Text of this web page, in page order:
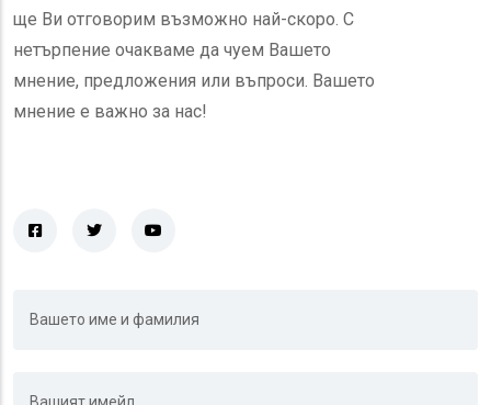
ще Ви отговорим възможно най-скоро. С
нетърпение очакваме да чуем Вашето
мнение, предложения или въпроси. Вашето
мнение е важно за нас!
(social-icon)(social-icon)